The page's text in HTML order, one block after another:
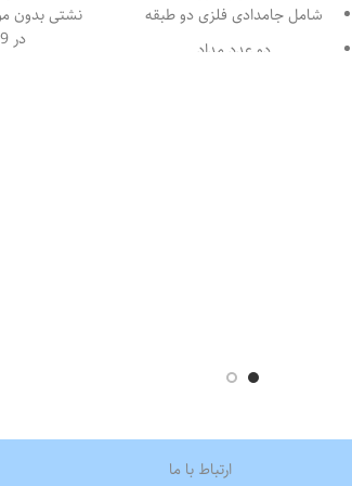
شامل جامدادی فلزی دو طبقه
دو عدد مداد
در 9 سانتیمتر
ارتباط با ما